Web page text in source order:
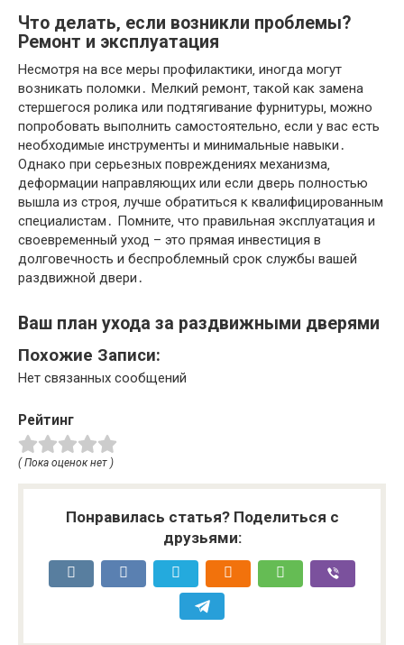
Что делать‚ если возникли проблемы?
Ремонт и эксплуатация
Несмотря на все меры профилактики‚ иногда могут
возникать поломки․ Мелкий ремонт‚ такой как замена
стершегося ролика или подтягивание фурнитуры‚ можно
попробовать выполнить самостоятельно‚ если у вас есть
необходимые инструменты и минимальные навыки․
Однако при серьезных повреждениях механизма‚
деформации направляющих или если дверь полностью
вышла из строя‚ лучше обратиться к квалифицированным
специалистам․ Помните‚ что правильная эксплуатация и
своевременный уход – это прямая инвестиция в
долговечность и беспроблемный срок службы вашей
раздвижной двери․
Ваш план ухода за раздвижными дверями
Похожие Записи:
Нет связанных сообщений
Рейтинг
( Пока оценок нет )
Понравилась статья? Поделиться с
друзьями: